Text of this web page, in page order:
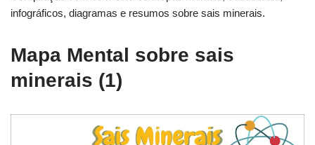
infográficos, diagramas e resumos sobre sais minerais.
Mapa Mental sobre sais
minerais (1)